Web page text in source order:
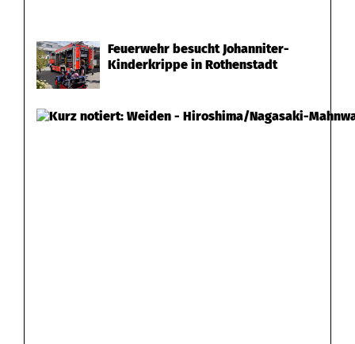
Feuerwehr besucht Johanniter-
Kinderkrippe in Rothenstadt